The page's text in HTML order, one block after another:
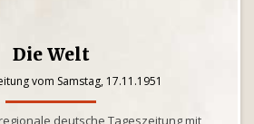
Die Welt
vom Samstag, 17.11.1951
deutsche Tageszeitung mit